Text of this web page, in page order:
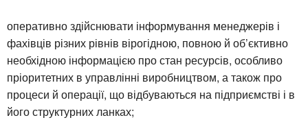
оперативно здійснювати інформування менеджерів і
фахівців різних рівнів вірогідною, повною й об’єктивно
необхідною інформацією про стан ресурсів, особливо
пріоритетних в управлінні виробництвом, а також про
процеси й операції, що відбуваються на підприємстві і в
його структурних ланках;